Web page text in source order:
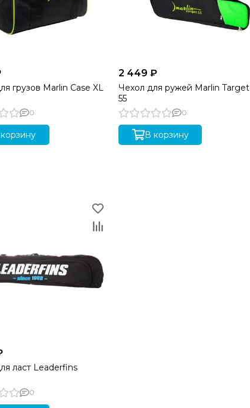
грузов Marlin Case XL
0
2 449 ₽
Чехол для ружей Marlin Target
55
0
В корзину
ласт Leaderfins
0